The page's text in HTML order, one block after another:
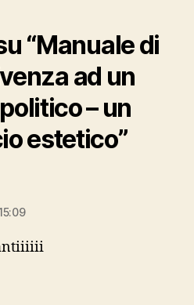
“Manuale di
ad un
– un
estetico”